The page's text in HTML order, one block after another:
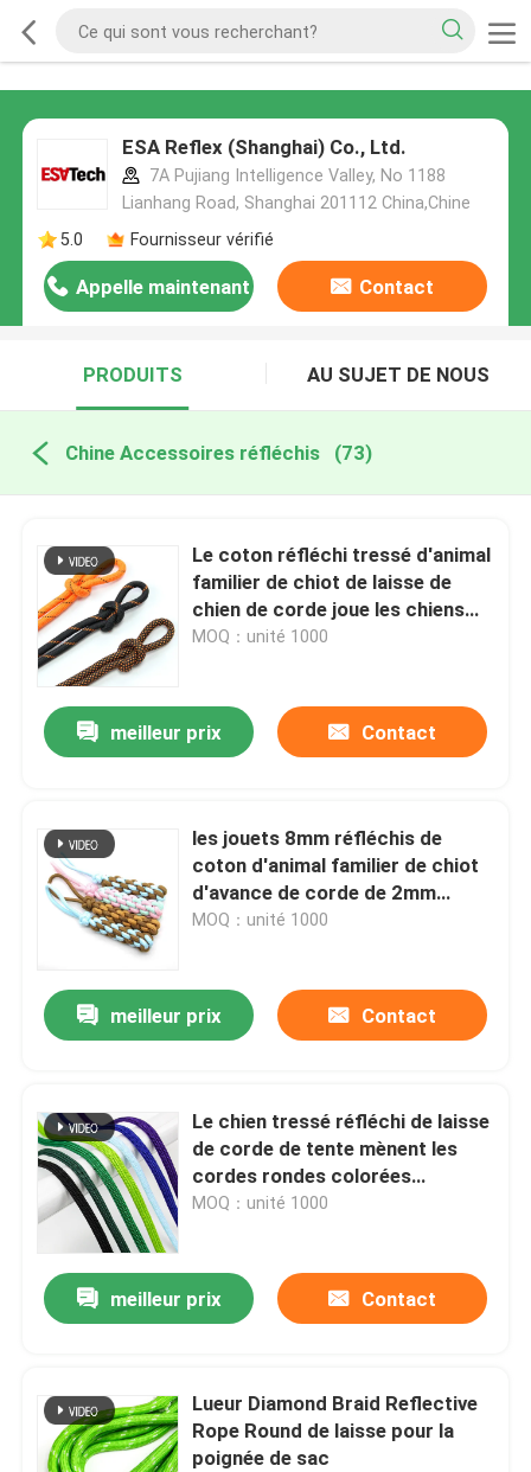
ESA Reflex (Shanghai) Co., Ltd.
7A Pujiang Intelligence Valley, No 1188
Lianhang Road, Shanghai 201112 China,Chine
5.0
Fournisseur vérifié
Appelle maintenant Contact
PRODUITS AU SUJET DE NOUS
Chine Accessoires réfléchis (73)
Le coton réfléchi tressé d'animal
familier de chiot de laisse de
chien de corde joue les chiens
petits à moyens nouent le jouet
MOQ：unité 1000
meilleur prix Contact
les jouets 8mm réfléchis de
coton d'animal familier de chiot
d'avance de corde de 2mm
mâchent le jouet
MOQ：unité 1000
meilleur prix Contact
Le chien tressé réfléchi de laisse
de corde de tente mènent les
cordes rondes colorées
d'aspiration que le Hoodie
MOQ：unité 1000
meilleur prix Contact
Lueur Diamond Braid Reflective
Rope Round de laisse pour la
poignée de sac